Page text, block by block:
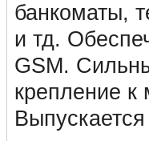
банкоматы,
и тд.
GSM.
крепление к